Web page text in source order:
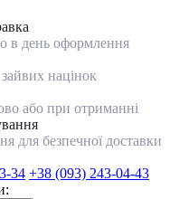
в день оформлення
націнок
або при отриманні
для безпечної доставки
34 +38 (093) 243-04-43